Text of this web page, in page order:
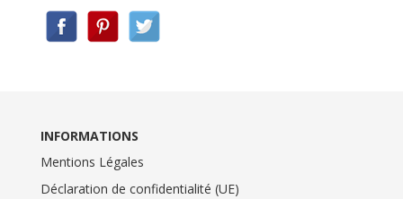
INFORMATIONS
Mentions Légales
Déclaration de confidentialité (UE)